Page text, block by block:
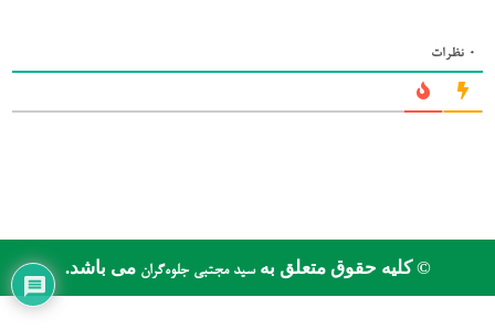
0 نظرات
© کلیه حقوق متعلق بهسید مجتبی جلوه‌گرانمی باشد.